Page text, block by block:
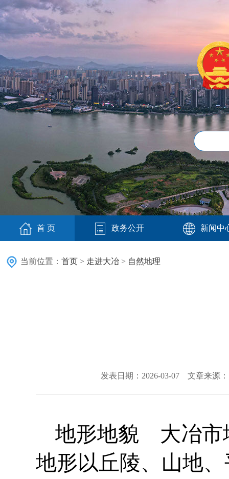
首 页 政务公开 新闻中
当前位置： 首页 > 走进大冶 > 自然地理
发表日期：2026-03-07 文章来源
地形地貌 大冶市
地形以丘陵、山地